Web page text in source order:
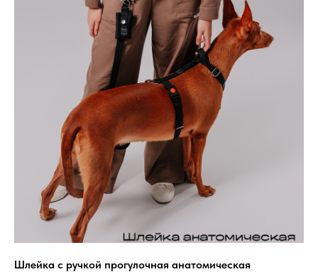
Шлейка с ручкой прогулочная анатомическая